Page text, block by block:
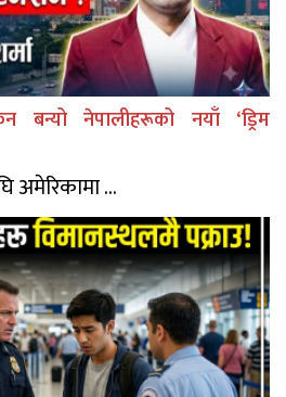
बन्यो नेपालीहरूको नयाँ ‘ड्रिम
अमेरिकामा ...